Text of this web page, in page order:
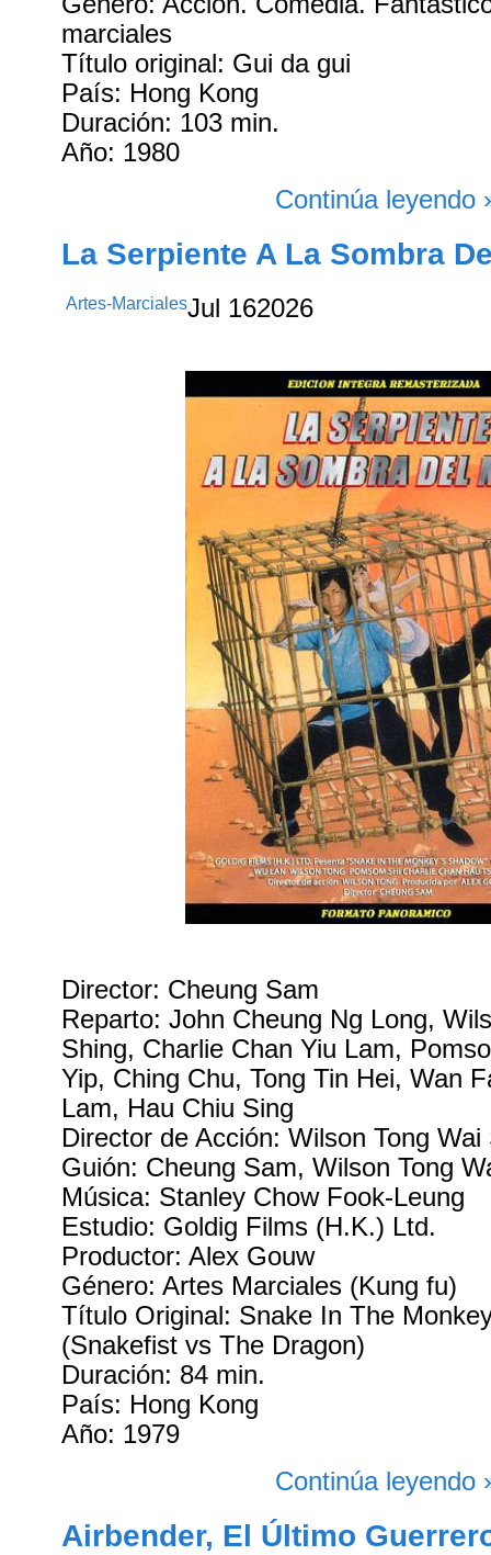
marciales
Título original: Gui da gui
País: Hong Kong
Duración: 103 min.
Año: 1980
Continúa leyendo
La Serpiente A La Sombra
Artes-MarcialesJul 162026
Director: Cheung Sam
Reparto: John Cheung Ng Long,
Shing, Charlie Chan Yiu Lam,
Yip, Ching Chu, Tong Tin Hei, Wan
Lam, Hau Chiu Sing
Director de Acción: Wilson Tong Wai
Guión: Cheung Sam, Wilson Tong
Música: Stanley Chow Fook-Leung
Estudio: Goldig Films (H.K.) Ltd.
Productor: Alex Gouw
Género: Artes Marciales (Kung fu)
Título Original: Snake In The
(Snakefist vs The Dragon)
Duración: 84 min.
País: Hong Kong
Año: 1979
Continúa leyendo
Airbender, El Último